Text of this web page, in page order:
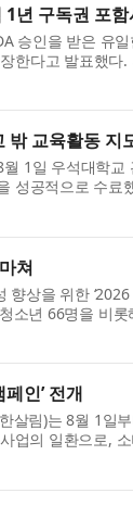
년 구독권 포
승인을 받은 유
한다고 발표했
교육활동 지
1일 우석대학교
성공적으로 수
쳐
상을 위한
소년 66명을 비
인’ 전개
살림)는 8월 1일
업의 일환으로,